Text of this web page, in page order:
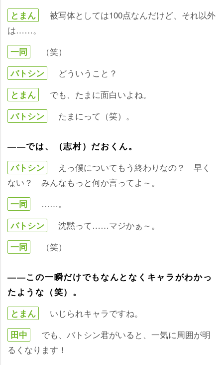
とまん
被写体としては100点なんだけど、それ以外
は……。
一同 （笑）
バトシン どういうこと？
とまん でも、たまに面白いよね。
バトシン たまにって（笑）。
――では、（志村）だおくん。
バトシン
えっ僕についてもう終わりなの？ 早く
ない？ みんなもっと何か言ってよ～。
一同 ……。
バトシン 沈黙って……マジかぁ～。
一同 （笑）
――この一瞬だけでもなんとなくキャラがわかっ
たような（笑）。
とまん
いじられキャラですね。
田中
でも、バトシン君がいると、一気に周囲が明
るくなります！